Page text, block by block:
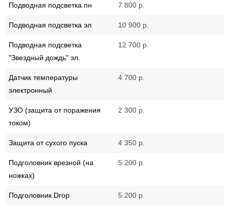
Подводная подсветка пн 7 800 р.
Подводная подсветка эл 10 900 р.
Подводная подсветка
"Звездный дождь" эл.
12 700 р.
Датчик температуры
электронный
4 700 р.
УЗО (защита от поражения
током)
2 300 р.
Защита от сухого пуска 4 350 р.
Подголовник врезной (на
ножках)
5 200 р.
Подголовник Drop 5 200 р.